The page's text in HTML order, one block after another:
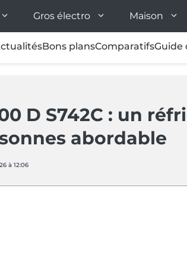
Gros électro Maison
Bons plansComparatifsGuide
D S742C : un
abordable
à 12:06